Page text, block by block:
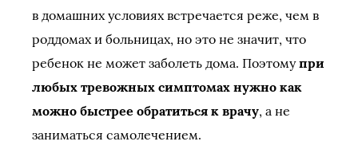
в домашних условиях встречается реже, чем в
роддомах и больницах, но это не значит, что
ребенок не может заболеть дома. Поэтомупри
любых тревожных симптомах нужно как
можно быстрее обратиться к врачу, а не
заниматься самолечением.